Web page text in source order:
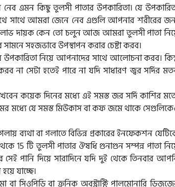
কিছু তুলসী পাতার উপকারিতা। যে
সাথে আমরা জেনে নেব এগুলি আপনার শরীরের
লাভ দায়ক কেন তো চলুন আজ আমরা তুলসী পাতা
সহজভাবে উপস্থাপন করার চেষ্টা করব।
উপকারিতা নিয়ে আপনাদের সাথে আলোচনা করব।
না সেটা হতেই পারে না যদি সাধারণ জ্বর সর্দির
কয়েক দিনের মধ্যে এই সমস্ত জর সর্দি কাশির
মধ্যে যে সমস্ত মিউকাস বা কফ জমে থাকে
ব্যথা বা গলাতে বিভিন্ন প্রকারের ইনফেকশন
15 টি তুলসী পাতার ঔষধি গুনাগুন সম্পন্ন পাতা
পানি দিয়ে সারাদিনে যদি দুই থেকে তিনবার
যাচ্ছে।
সিওপিডি বা ক্রনিক অবস্ট্রাক্টি পালমোনারি